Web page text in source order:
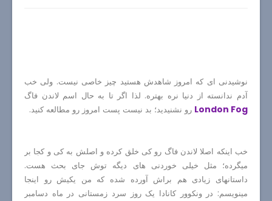
نوشیدنی ای که امروز شاهدش هستید چیز خاصی نیست. ولی خب
آدم ندانسته از دنیا نره بهتره. لذا اگر تا به حال اسم لاندن فاگ
London Fog رو نشنیدید؛ بد نیست پست امروز رو مطالعه کنید.
خب اینکه اصلا لاندن فاگ رو کی خلق کرده و اصلش به کی و کجا بر
میگرده؛ مثل خیلی خوردنی های دیگه توش جای بحث هست.
داستانهای زیادی هم براش آورده شده که من یکیش رو اینجا
مینویسم: در ونکوور کانادا یک روز سرد زمستانی در ماه دسامبر